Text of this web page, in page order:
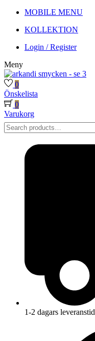
MOBILE MENU
KOLLEKTION
Login / Register
Meny
0
Önskelista
0
Varukorg
Search
for:>
1-2 dagars leveranstid